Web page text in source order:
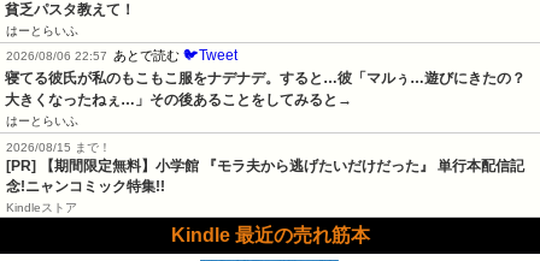
貧乏パスタ教えて！
はーとらいふ
2026/08/06 22:57
あとで読む 🐦Tweet
寝てる彼氏が私のもこもこ服をナデナデ。すると…彼「マルぅ…遊びにきたの？
大きくなったねぇ…」その後あることをしてみると→
はーとらいふ
2026/08/15 まで！
[PR] 【期間限定無料】小学館 『モラ夫から逃げたいだけだった』 単行本配信記
念!ニャンコミック特集!!
Kindleストア
Kindle 最近の売れ筋本